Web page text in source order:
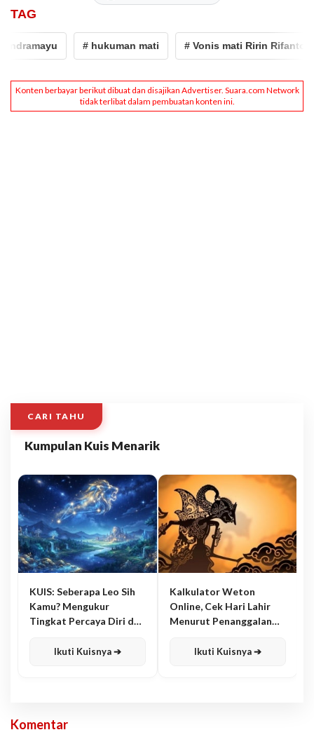
TAG
# hukuman mati # Vonis mati Ririn Rifanto
CARI TAHU
Kumpulan Kuis Menarik
KUIS: Seberapa Leo Sih
Kamu? Mengukur
Tingkat Percaya Diri dan
Ikuti Kuisnya ➔
Kalkulator Weton
Online, Cek Hari Lahir
Menurut Penanggalan
Ikuti Kuisnya ➔
Komentar